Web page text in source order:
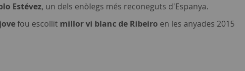
Estévez, un dels enòlegs més reconeguts d'Espanya.
fou escollit millor vi blanc de Ribeiro en les anyades 2015